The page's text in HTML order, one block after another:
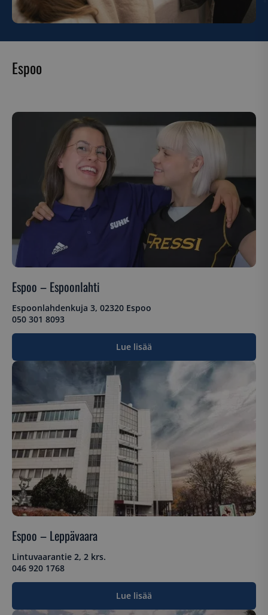
Espoo
Espoo – Espoonlahti
Espoonlahdenkuja 3, 02320 Espoo
050 301 8093
Lue lisää
Espoo – Leppävaara
Lintuvaarantie 2, 2 krs.
046 920 1768
Lue lisää